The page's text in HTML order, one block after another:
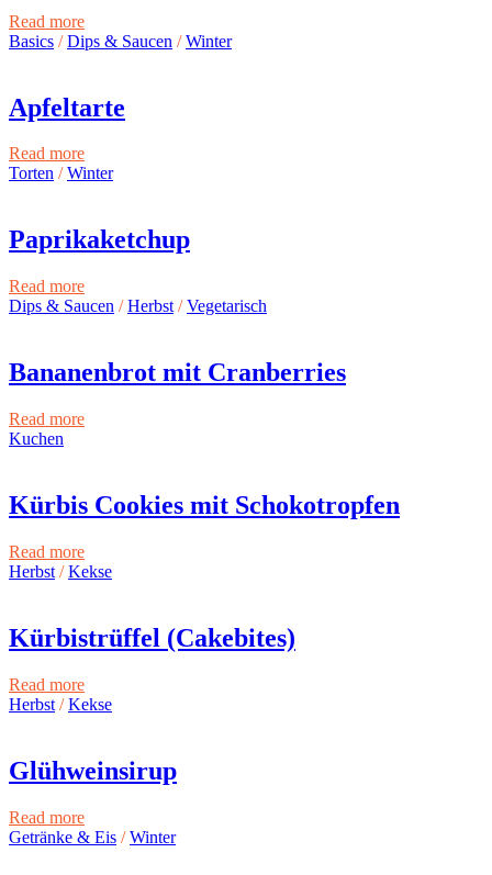
Read more
Basics /Dips & Saucen /Winter
Apfeltarte
Read more
Torten /Winter
Paprikaketchup
Read more
Dips & Saucen /Herbst /Vegetarisch
Bananenbrot mit Cranberries
Read more
Kuchen
Kürbis Cookies mit Schokotropfen
Read more
Herbst /Kekse
Kürbistrüffel (Cakebites)
Read more
Herbst /Kekse
Glühweinsirup
Read more
Getränke & Eis /Winter